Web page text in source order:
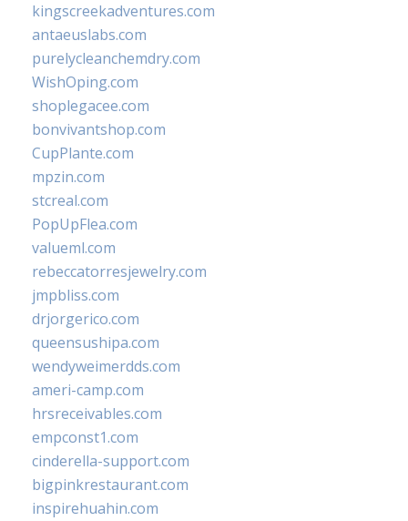
kingscreekadventures.com
antaeuslabs.com
purelycleanchemdry.com
WishOping.com
shoplegacee.com
bonvivantshop.com
CupPlante.com
mpzin.com
stcreal.com
PopUpFlea.com
valueml.com
rebeccatorresjewelry.com
jmpbliss.com
drjorgerico.com
queensushipa.com
wendyweimerdds.com
ameri-camp.com
hrsreceivables.com
empconst1.com
cinderella-support.com
bigpinkrestaurant.com
inspirehuahin.com